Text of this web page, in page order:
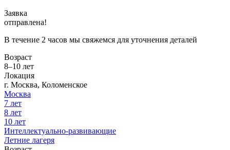
Заявка
отправлена!
В течение 2 часов мы свяжемся для уточнения деталей
Возраст
8–10 лет
Локация
г. Москва, Коломенское
Москва
7 лет
8 лет
10 лет
Интеллектуально-развивающие
Летние лагеря